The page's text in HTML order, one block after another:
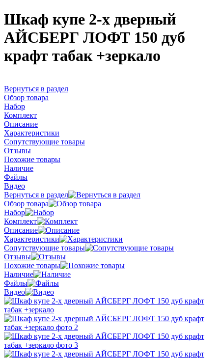
Шкаф купе 2-х дверный
АЙСБЕРГ ЛОФТ 150 дуб
крафт табак +зеркало
Вернуться в раздел
Обзор товара
Набор
Комплект
Описание
Характеристики
Сопутствующие товары
Отзывы
Похожие товары
Наличие
Файлы
Видео
Вернуться в раздел
Обзор товара
Набор
Комплект
Описание
Характеристики
Сопутствующие товары
Отзывы
Похожие товары
Наличие
Файлы
Видео